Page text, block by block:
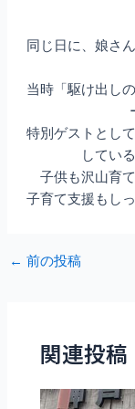
同じ日に、娘さ
当時「駆け出し
特別ゲストとし
してい
子供も沢山育
子育て支援もし
Post
← 前の投稿
関連投稿